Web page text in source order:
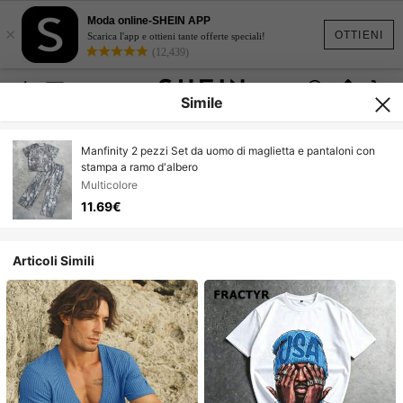
OTTIENI
×
Moda online-SHEIN APP
Scarica l'app e ottieni tante offerte speciali!
(12,439)
Simile
Manfinity 2 pezzi Set da uomo di maglietta e pantaloni con
stampa a ramo d'albero
Multicolore
11.69€
Articoli Simili